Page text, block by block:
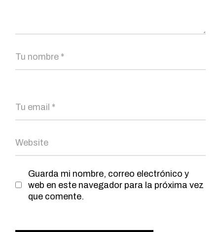
Guarda mi nombre, correo electrónico y
web en este navegador para la próxima vez
que comente.